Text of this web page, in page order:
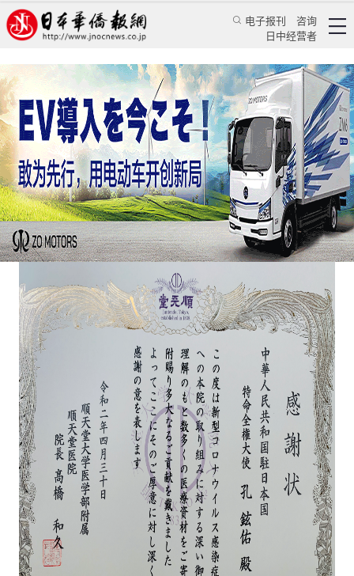
电子报刊
咨询
日中经营者
顺天堂医院：感谢中国大使馆的支持与帮助
乔聚 华人新闻 文化风采
日本新华侨报 2020/5/7 14:22:08